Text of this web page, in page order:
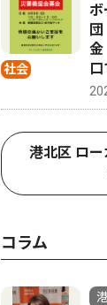
ピックアップ（
港北区
年が経って
事長 村松紀
社会
ボ
口
港北区 ロ
コラム